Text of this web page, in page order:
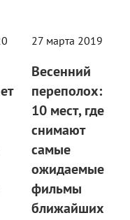
27 марта 2019
Весенний
переполох:
10 мест, где
снимают
самые
ожидаемые
фильмы
ближайших